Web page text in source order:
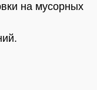
на мусорных